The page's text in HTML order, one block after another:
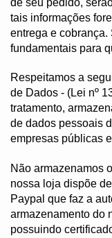
tais informações
entrega e
fundamentais para
Respeitamos a
de Dados - (Lei nº
tratamento,
de dados pessoais
empresas públicas
Não armazenamos
nossa loja dispõe
Paypal que faz a
armazenamento do
possuindo